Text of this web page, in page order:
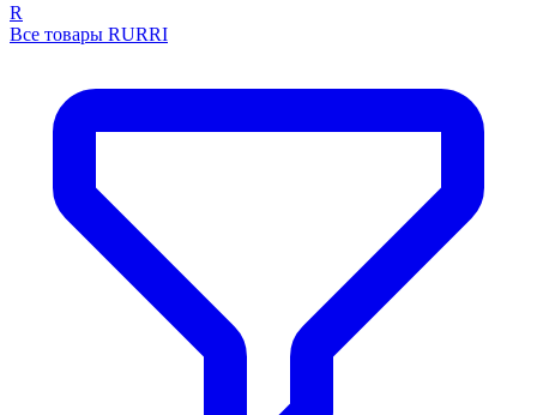
R
Все товары RURRI